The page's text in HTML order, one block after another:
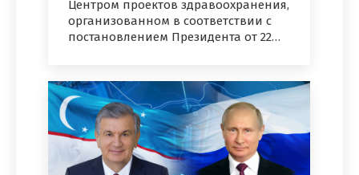
Центром проектов здравоохранения,
организованном в соответствии с
постановлением Президента от 22…